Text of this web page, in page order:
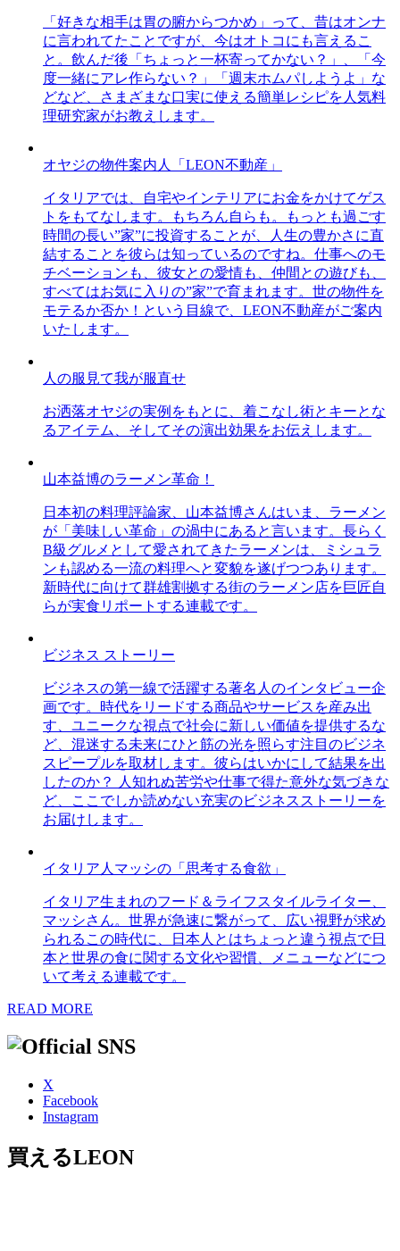
「好きな相手は胃の腑からつかめ」って、昔はオンナ
に言われてたことですが、今はオトコにも言えるこ
と。飲んだ後「ちょっと一杯寄ってかない？」、「今
度一緒にアレ作らない？」「週末ホムパしようよ」な
どなど、さまざまな口実に使える簡単レシピを人気料
理研究家がお教えします。
オヤジの物件案内人「LEON不動産」
イタリアでは、自宅やインテリアにお金をかけてゲス
トをもてなします。もちろん自らも。もっとも過ごす
時間の長い”家”に投資することが、人生の豊かさに直
結することを彼らは知っているのですね。仕事へのモ
チベーションも、彼女との愛情も、仲間との遊びも、
すべてはお気に入りの”家”で育まれます。世の物件を
モテるか否か！という目線で、LEON不動産がご案内
いたします。
人の服見て我が服直せ
お洒落オヤジの実例をもとに、着こなし術とキーとな
るアイテム、そしてその演出効果をお伝えします。
山本益博のラーメン革命！
日本初の料理評論家、山本益博さんはいま、ラーメン
が「美味しい革命」の渦中にあると言います。長らく
B級グルメとして愛されてきたラーメンは、ミシュラ
ンも認める一流の料理へと変貌を遂げつつあります。
新時代に向けて群雄割拠する街のラーメン店を巨匠自
らが実食リポートする連載です。
ビジネス ストーリー
ビジネスの第一線で活躍する著名人のインタビュー企
画です。時代をリードする商品やサービスを産み出
す、ユニークな視点で社会に新しい価値を提供するな
ど、混迷する未来にひと筋の光を照らす注目のビジネ
スピープルを取材します。彼らはいかにして結果を出
したのか？ 人知れぬ苦労や仕事で得た意外な気づきな
ど、ここでしか読めない充実のビジネスストーリーを
お届けします。
イタリア人マッシの「思考する食欲」
イタリア生まれのフード＆ライフスタイルライター、
マッシさん。世界が急速に繋がって、広い視野が求め
られるこの時代に、日本人とはちょっと違う視点で日
本と世界の食に関する文化や習慣、メニューなどにつ
いて考える連載です。
READ MORE
X
Facebook
Instagram
買えるLEON